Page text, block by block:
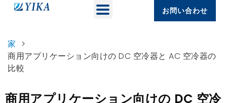
お問い合わせ
家 >
商用アプリケーション向けの DC 空冷器と AC 空冷器の
比較
商用アプリケーション向けの DC 空冷